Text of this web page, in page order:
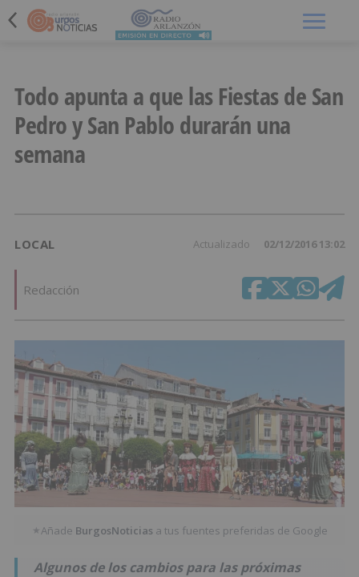
Todo apunta a que las Fiestas de San
Pedro y San Pablo durarán una
semana
LOCAL Actualizado 02/12/2016 13:02
Redacción
★Añade BurgosNoticias a tus fuentes preferidas de Google
Algunos de los cambios para las próximas